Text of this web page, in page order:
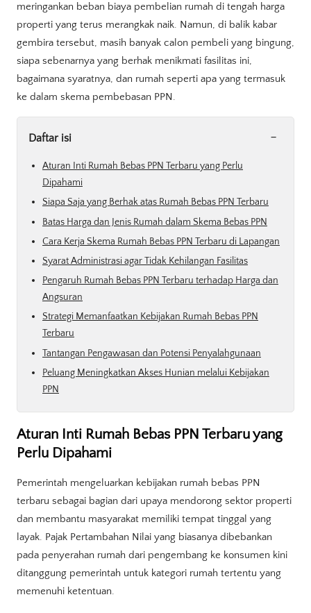
meringankan beban biaya pembelian rumah di tengah harga
properti yang terus merangkak naik. Namun, di balik kabar
gembira tersebut, masih banyak calon pembeli yang bingung,
siapa sebenarnya yang berhak menikmati fasilitas ini,
bagaimana syaratnya, dan rumah seperti apa yang termasuk
ke dalam skema pembebasan PPN.
Daftar isi -
Aturan Inti Rumah Bebas PPN Terbaru yang Perlu
Dipahami
Siapa Saja yang Berhak atas Rumah Bebas PPN Terbaru
Batas Harga dan Jenis Rumah dalam Skema Bebas PPN
Cara Kerja Skema Rumah Bebas PPN Terbaru di Lapangan
Syarat Administrasi agar Tidak Kehilangan Fasilitas
Pengaruh Rumah Bebas PPN Terbaru terhadap Harga dan
Angsuran
Strategi Memanfaatkan Kebijakan Rumah Bebas PPN
Terbaru
Tantangan Pengawasan dan Potensi Penyalahgunaan
Peluang Meningkatkan Akses Hunian melalui Kebijakan
PPN
Aturan Inti Rumah Bebas PPN Terbaru yang
Perlu Dipahami
Pemerintah mengeluarkan kebijakan rumah bebas PPN
terbaru sebagai bagian dari upaya mendorong sektor properti
dan membantu masyarakat memiliki tempat tinggal yang
layak. Pajak Pertambahan Nilai yang biasanya dibebankan
pada penyerahan rumah dari pengembang ke konsumen kini
ditanggung pemerintah untuk kategori rumah tertentu yang
memenuhi ketentuan.